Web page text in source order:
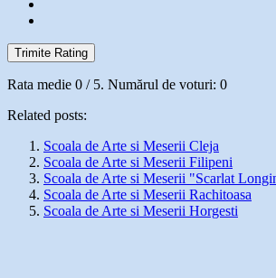
Trimite Rating
Rata medie 0 / 5. Numărul de voturi: 0
Related posts:
Scoala de Arte si Meserii Cleja
Scoala de Arte si Meserii Filipeni
Scoala de Arte si Meserii "Scarlat
Scoala de Arte si Meserii Rachitoasa
Scoala de Arte si Meserii Horgesti